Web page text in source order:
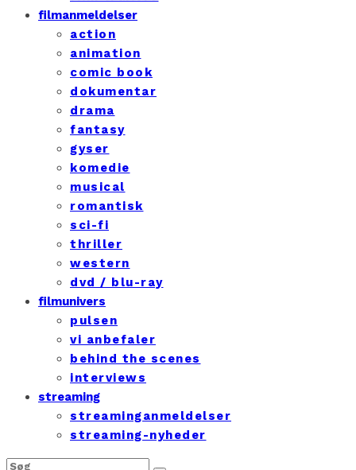
filmanmeldelser
action
animation
comic book
dokumentar
drama
fantasy
gyser
komedie
musical
romantisk
sci-fi
thriller
western
dvd / blu-ray
filmunivers
pulsen
vi anbefaler
behind the scenes
interviews
streaming
streaminganmeldelser
streaming-nyheder